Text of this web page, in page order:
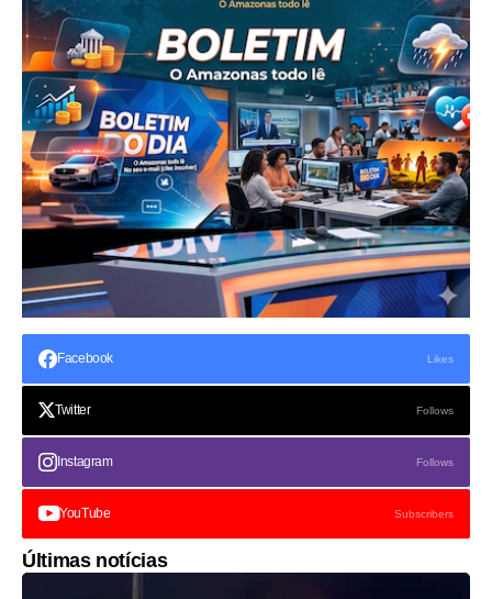
Facebook Likes
Twitter Follows
Instagram Follows
YouTube Subscribers
Últimas notícias